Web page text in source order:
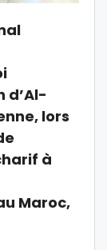
d’Al-
lors
à
Maroc,